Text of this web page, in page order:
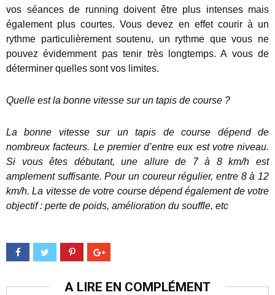
vos séances de running doivent être plus intenses mais
également plus courtes. Vous devez en effet courir à un
rythme particulièrement soutenu, un rythme que vous ne
pouvez évidemment pas tenir très longtemps. A vous de
déterminer quelles sont vos limites.
Quelle est la bonne vitesse sur un tapis de course ?
La bonne vitesse sur un tapis de course dépend de
nombreux facteurs. Le premier d’entre eux est votre niveau.
Si vous êtes débutant, une allure de 7 à 8 km/h est
amplement suffisante. Pour un coureur régulier, entre 8 à 12
km/h. La vitesse de votre course dépend également de votre
objectif : perte de poids, amélioration du souffle, etc
A LIRE EN COMPLÉMENT